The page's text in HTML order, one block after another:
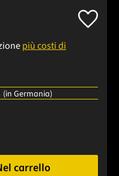
più costi di
(in Germania)
quantità desiderata o
carrello